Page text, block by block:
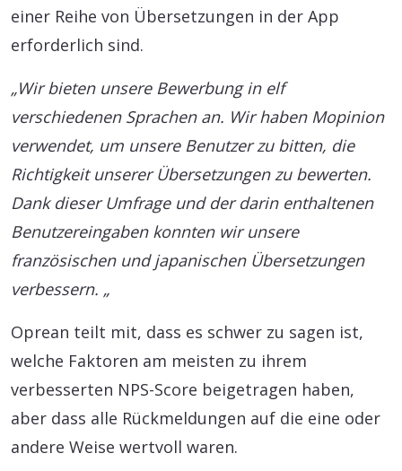
einer Reihe von Übersetzungen in der App
erforderlich sind.
„Wir bieten unsere Bewerbung in elf
verschiedenen Sprachen an. Wir haben Mopinion
verwendet, um unsere Benutzer zu bitten, die
Richtigkeit unserer Übersetzungen zu bewerten.
Dank dieser Umfrage und der darin enthaltenen
Benutzereingaben konnten wir unsere
französischen und japanischen Übersetzungen
verbessern. „
Oprean teilt mit, dass es schwer zu sagen ist,
welche Faktoren am meisten zu ihrem
verbesserten NPS-Score beigetragen haben,
aber dass alle Rückmeldungen auf die eine oder
andere Weise wertvoll waren.